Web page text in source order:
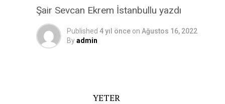
Şair Sevcan Ekrem İstanbullu yazdı
Published 4 yıl önce on Ağustos 16, 2022
Byadmin
YETER